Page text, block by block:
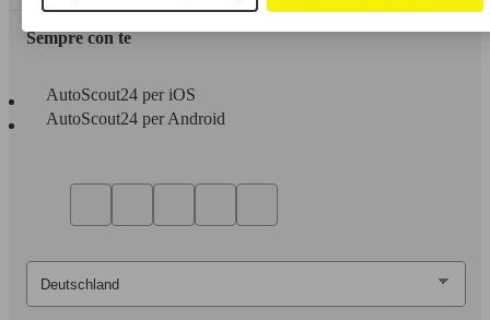
Sempre con te
AutoScout24 per iOS
AutoScout24 per Android